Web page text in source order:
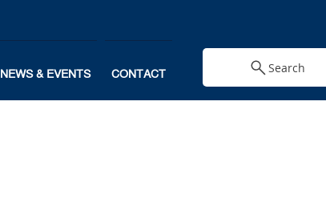
NEWS & EVENTS CONTACT Search